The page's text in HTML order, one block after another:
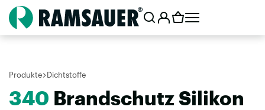
Produkte Dichtstoffe
340 Brandschutz Silikon